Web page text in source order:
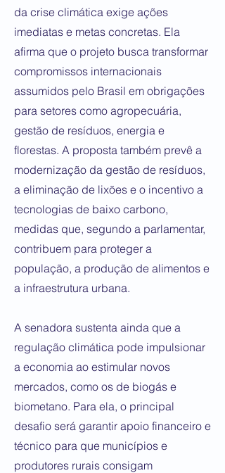
da crise climática exige ações
imediatas e metas concretas. Ela
afirma que o projeto busca transformar
compromissos internacionais
assumidos pelo Brasil em obrigações
para setores como agropecuária,
gestão de resíduos, energia e
florestas. A proposta também prevê a
modernização da gestão de resíduos,
a eliminação de lixões e o incentivo a
tecnologias de baixo carbono,
medidas que, segundo a parlamentar,
contribuem para proteger a
população, a produção de alimentos e
a infraestrutura urbana.
A senadora sustenta ainda que a
regulação climática pode impulsionar
a economia ao estimular novos
mercados, como os de biogás e
biometano. Para ela, o principal
desafio será garantir apoio financeiro e
técnico para que municípios e
produtores rurais consigam